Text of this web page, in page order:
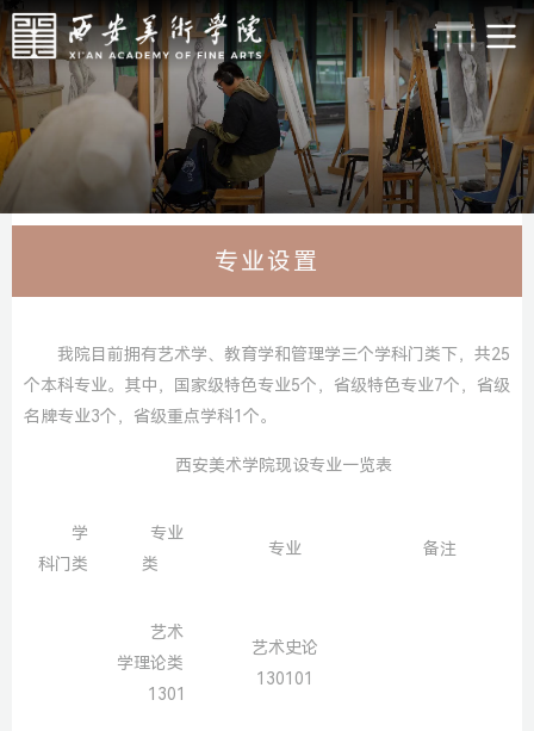
专业设置
我院目前拥有艺术学、教育学和管理学三个学科门类下，共25
个本科专业。其中，国家级特色专业5个，省级特色专业7个，省级
名牌专业3个，省级重点学科1个。
西安美术学院现设专业一览表
学
科门类
专业
类
专业 备注
艺术
学理论类
1301
艺术史论
130101